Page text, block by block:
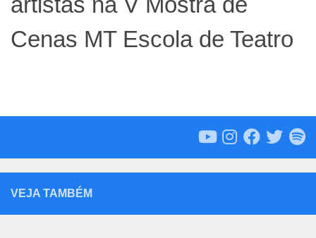
Cenas MT Escola de Teatro
VEJA TAMBÉM